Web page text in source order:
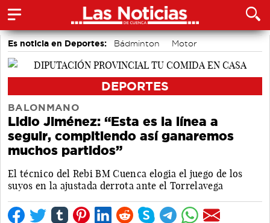
Es noticia en Deportes: Bádminton
Motor
Área de Deportes
DEPORTES
BALONMANO
Lidio Jiménez: “Esta es la línea a
seguir, compitiendo así ganaremos
muchos partidos”
El técnico del Rebi BM Cuenca elogia el juego de los
suyos en la ajustada derrota ante el Torrelavega